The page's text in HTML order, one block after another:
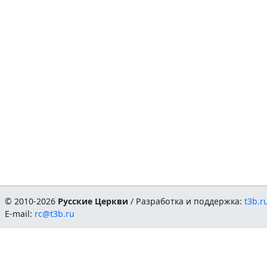
© 2010-2026 Русские Церкви / Разработка и поддержка:
E-mail: rc@t3b.ru